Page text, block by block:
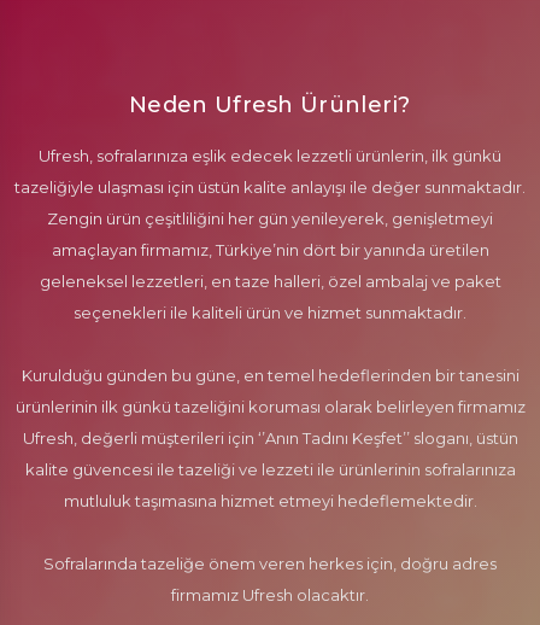
Neden Ufresh Ürünleri?
Ufresh, sofralarınıza eşlik edecek lezzetli ürünlerin, ilk günkü
tazeliğiyle ulaşması için üstün kalite anlayışı ile değer sunmaktadır.
Zengin ürün çeşitliliğini her gün yenileyerek, genişletmeyi
amaçlayan firmamız, Türkiye’nin dört bir yanında üretilen
geleneksel lezzetleri, en taze halleri, özel ambalaj ve paket
seçenekleri ile kaliteli ürün ve hizmet sunmaktadır.
Kurulduğu günden bu güne, en temel hedeflerinden bir tanesini
ürünlerinin ilk günkü tazeliğini koruması olarak belirleyen firmamız
Ufresh, değerli müşterileri için ‘’Anın Tadını Keşfet’’ sloganı, üstün
kalite güvencesi ile tazeliği ve lezzeti ile ürünlerinin sofralarınıza
mutluluk taşımasına hizmet etmeyi hedeflemektedir.
Sofralarında tazeliğe önem veren herkes için, doğru adres
firmamız Ufresh olacaktır.